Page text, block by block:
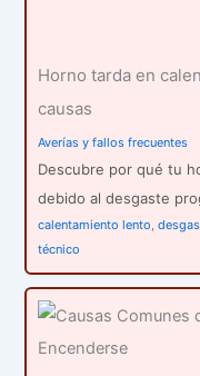
Horno tarda en
causas
Averías y fallos frecuentes
Descubre por qué tu
debido al desgaste
calentamiento lento ,
técnico